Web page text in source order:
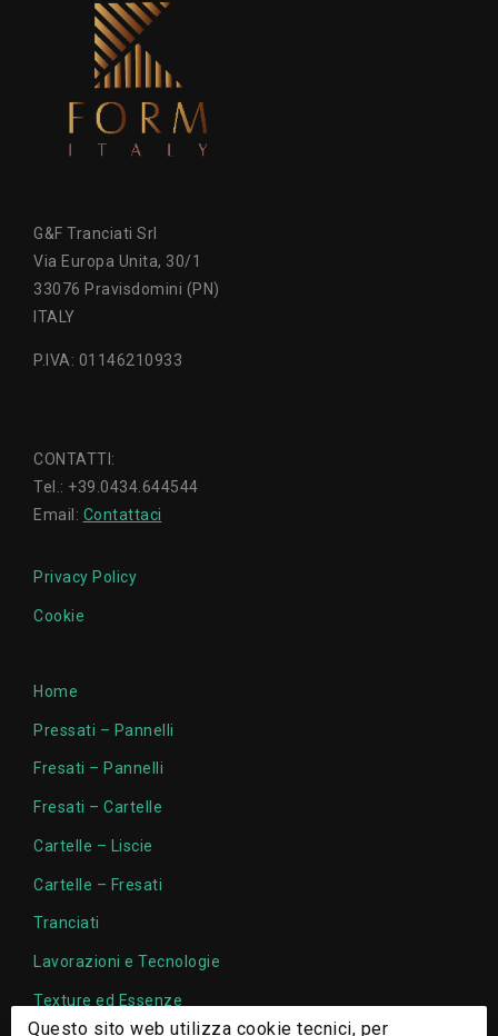
G&F Tranciati Srl
Via Europa Unita, 30/1
33076 Pravisdomini (PN)
ITALY
P.IVA: 01146210933
CONTATTI:
Tel.: +39.0434.644544
Email: Contattaci
Privacy Policy
Cookie
Home
Pressati – Pannelli
Fresati – Pannelli
Fresati – Cartelle
Cartelle – Liscie
Cartelle – Fresati
Tranciati
Lavorazioni e Tecnologie
Texture ed Essenze
Questo sito web utilizza cookie tecnici, per